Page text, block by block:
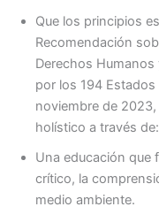
Que los principios
Recomendación
Derechos Humanos
por los 194 Estados
noviembre de
holístico a través de:
Una educación que
crítico, la
medio ambiente.